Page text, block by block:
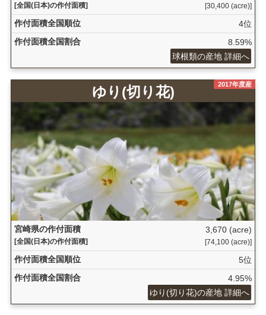
[全国(日本)の作付面積] [30,400 (acre)]
作付面積全国順位
4位
作付面積全国割合
8.59%
球根類の産地 詳細へ
2017年度産
ゆり(切り花)
宮崎県の作付面積
[全国(日本)の作付面積]
3,670 (acre)
[74,100 (acre)]
作付面積全国順位
5位
作付面積全国割合
4.95%
ゆり(切り花)の産地 詳細へ